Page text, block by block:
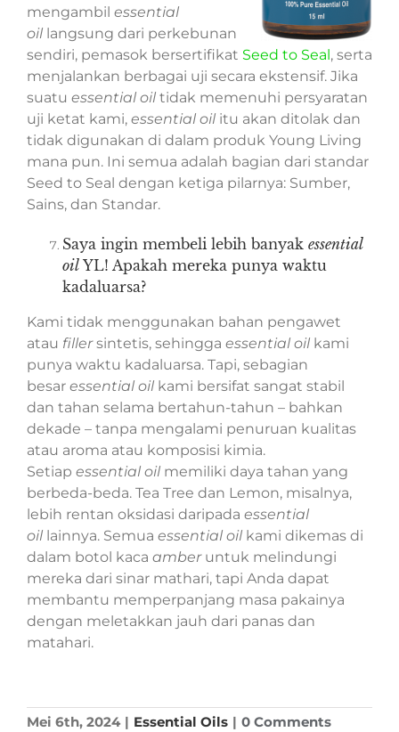
mengambil essential
oillangsung dari perkebunan
sendiri, pemasok bersertifikat Seed to Seal , serta
menjalankan berbagai uji secara ekstensif. Jika
suatu essential oiltidak memenuhi persyaratan
uji ketat kami, essential oil itu akan ditolak dan
tidak digunakan di dalam produk Young Living
mana pun. Ini semua adalah bagian dari standar
Seed to Seal dengan ketiga pilarnya: Sumber,
Sains, dan Standar.
Saya ingin membeli lebih banyak essential
oil YL! Apakah mereka punya waktu
kadaluarsa?
Kami tidak menggunakan bahan pengawet
atau fillersintetis, sehingga essential oil kami
punya waktu kadaluarsa. Tapi, sebagian
besar essential oilkami bersifat sangat stabil
dan tahan selama bertahun-tahun – bahkan
dekade – tanpa mengalami penuruan kualitas
atau aroma atau komposisi kimia.
Setiap essential oilmemiliki daya tahan yang
berbeda-beda. Tea Tree dan Lemon, misalnya,
lebih rentan oksidasi daripada essential
oil lainnya. Semua essential oilkami dikemas di
dalam botol kaca amberuntuk melindungi
mereka dari sinar mathari, tapi Anda dapat
membantu memperpanjang masa pakainya
dengan meletakkan jauh dari panas dan
matahari.
Mei 6th, 2024 | Essential Oils | 0 Comments